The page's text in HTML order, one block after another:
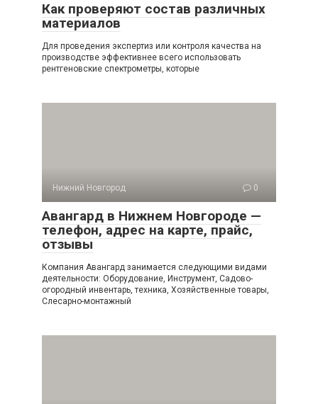
Как проверяют состав различных
материалов
Для проведения экспертиз или контроля качества на
производстве эффективнее всего использовать
рентгеновские спектрометры, которые
Нижний Новгород 0
Авангард в Нижнем Новгороде —
телефон, адрес на карте, прайс,
отзывы
Компания Авангард занимается следующими видами
деятельности: Оборудование, Инструмент, Садово-
огородный инвентарь, техника, Хозяйственные товары,
Слесарно-монтажный